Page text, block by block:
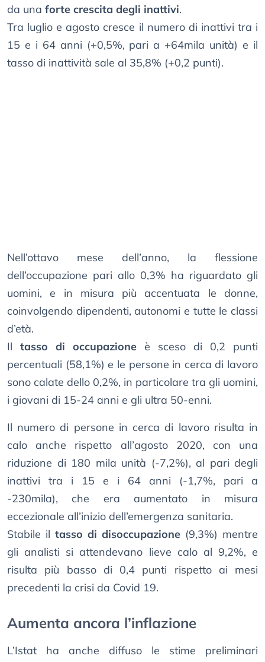
da una forte crescita degli inattivi.
Tra luglio e agosto cresce il numero di inattivi tra i
15 e i 64 anni (+0,5%, pari a +64mila unità) e il
tasso di inattività sale al 35,8% (+0,2 punti).
Nell’ottavo mese dell’anno, la flessione
dell’occupazione pari allo 0,3% ha riguardato gli
uomini, e in misura più accentuata le donne,
coinvolgendo dipendenti, autonomi e tutte le classi
d’età.
Il tasso di occupazione è sceso di 0,2 punti
percentuali (58,1%) e le persone in cerca di lavoro
sono calate dello 0,2%, in particolare tra gli uomini,
i giovani di 15-24 anni e gli ultra 50-enni.
Il numero di persone in cerca di lavoro risulta in
calo anche rispetto all’agosto 2020, con una
riduzione di 180 mila unità (-7,2%), al pari degli
inattivi tra i 15 e i 64 anni (-1,7%, pari a
-230mila), che era aumentato in misura
eccezionale all’inizio dell’emergenza sanitaria.
Stabile il tasso di disoccupazione (9,3%) mentre
gli analisti si attendevano lieve calo al 9,2%, e
risulta più basso di 0,4 punti rispetto ai mesi
precedenti la crisi da Covid 19.
Aumenta ancora l’inflazione
L’Istat ha anche diffuso le stime preliminari